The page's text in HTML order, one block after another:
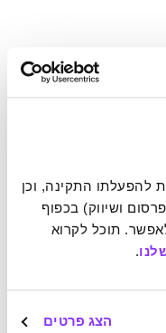
.
הצג פרטים
וכשמספיק אנשים
עושים זאת. אם
מלאכותית נראה
לגלות שבית המכירות
שיצר מחשב בסכום של
אדמונד
מלאכותית.